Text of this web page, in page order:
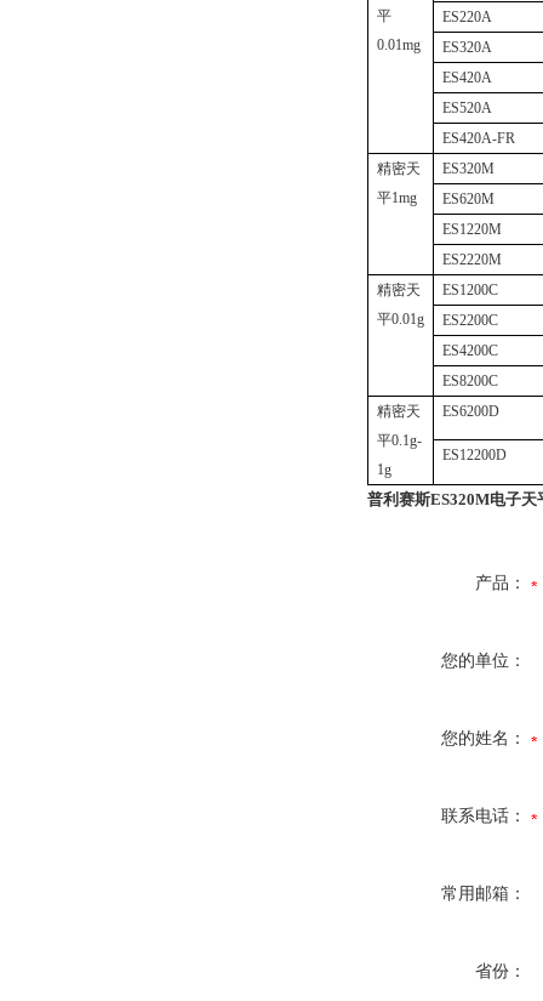
平
0.01mg
ES220A
ES320A
ES420A
ES520A
ES420A-FR
精密天
平1mg
ES320M
ES620M
ES1220M
ES2220M
精密天
平0.01g
ES1200C
ES2200C
ES4200C
ES8200C
精密天
平0.1g-
1g
ES6200D
ES12200D
普利赛斯ES320M电子天
产品：
您的单位：
您的姓名：
联系电话：
常用邮箱：
省份：